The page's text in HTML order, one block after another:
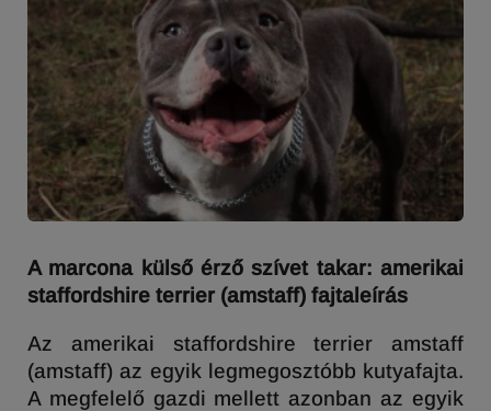
A marcona külső érző szívet takar: amerikai
staffordshire terrier (amstaff) fajtaleírás
Az amerikai staffordshire terrier amstaff
(amstaff) az egyik legmegosztóbb kutyafajta.
A megfelelő gazdi mellett azonban az egyik